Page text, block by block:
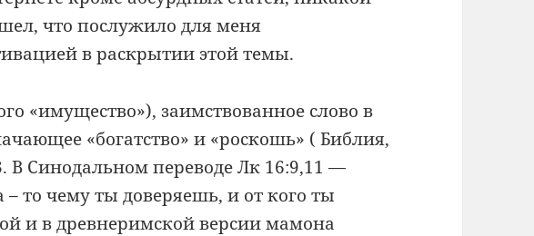
что послужило для меня
в раскрытии этой темы.
«имущество»), заимствованное слово в
«богатство» и «роскошь» ( Библия,
В Синодальном переводе Лк 16:9,11 —
– то чему ты доверяешь, и от кого ты
и в древнеримской версии мамона